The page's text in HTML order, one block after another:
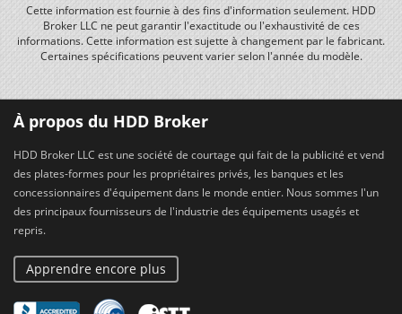
Cette information est fournie à des fins d'information seulement. HDD
Broker LLC ne peut garantir l'exactitude ou l'exhaustivité de ces
informations. Cette information est sujette à changement par le fabricant.
Certaines spécifications peuvent varier selon l'année du modèle.
À propos du HDD Broker
HDD Broker LLC est une société de courtage qui fait de la publicité et vend
des plates-formes pour les propriétaires privés, les banques et les
concessionnaires d'équipement dans le monde entier. Nous sommes l'un
des principaux fournisseurs de l'industrie des équipements usagés et
repris.
Apprendre encore plus